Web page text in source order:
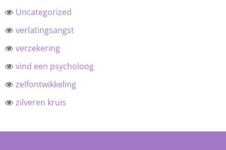
Uncategorized
verlatingsangst
verzekering
vind een psycholoog
zelfontwikkeling
zilveren kruis